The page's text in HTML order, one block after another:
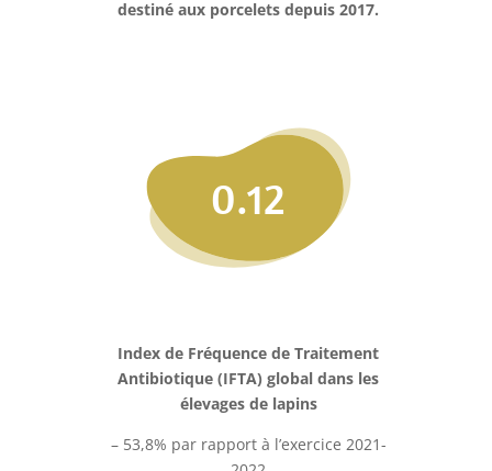
destiné aux porcelets depuis 2017.
0.12
Index de Fréquence de Traitement
Antibiotique (IFTA) global dans les
élevages de lapins
– 53,8% par rapport à l’exercice 2021-